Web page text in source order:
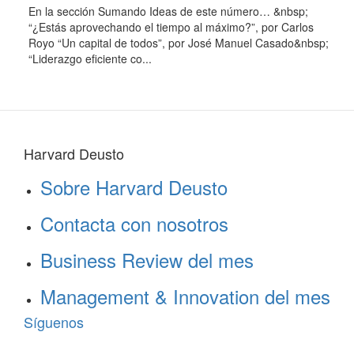
En la sección Sumando Ideas de este número… &nbsp;
“¿Estás aprovechando el tiempo al máximo?”, por Carlos
Royo “Un capital de todos”, por José Manuel Casado&nbsp;
“Liderazgo eficiente co...
Harvard Deusto
Sobre Harvard Deusto
Contacta con nosotros
Business Review del mes
Management & Innovation del mes
Síguenos